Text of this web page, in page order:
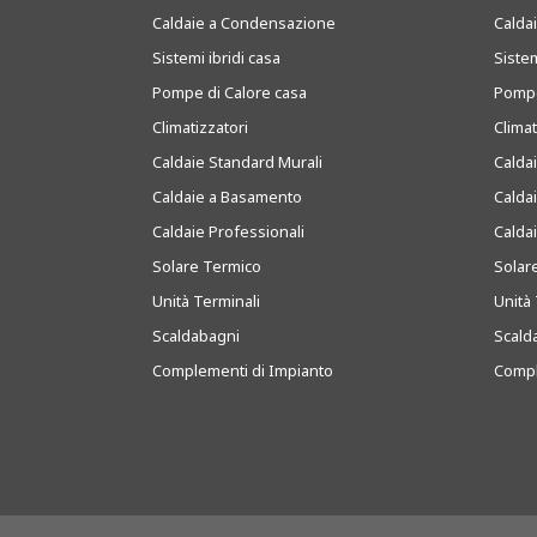
Caldaie a Condensazione
Sistemi ibridi casa
Pompe di Calore casa
Climatizzatori
Caldaie Standard Murali
Caldaie a Basamento
Caldaie Professionali
Solare Termico
Unità Terminali
Scaldabagni
Complementi di Impianto
Unità